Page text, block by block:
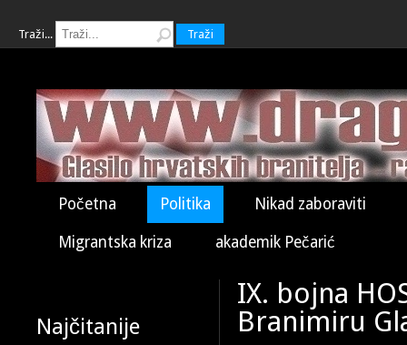
Traži... Traži
Početna Politika Nikad zaboraviti
Migrantska kriza akademik Pečarić
Najčitanije
IX. bojna
Branimiru